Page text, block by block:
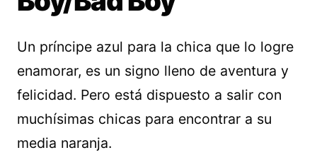
Un príncipe azul para la chica que lo logre
enamorar, es un signo lleno de aventura y
felicidad. Pero está dispuesto a salir con
muchísimas chicas para encontrar a su
media naranja.